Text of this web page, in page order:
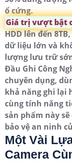
ổ cứng.
Giá trị vượt bật
HDD lên đến
dữ liệu lớn và
lượng lưu trữ
Đầu Ghi Công
chuyên dụng,
khả năng ghi lại
cùng tính năng
sản phẩm này
bảo vệ an ninh
Một Vài
Camera